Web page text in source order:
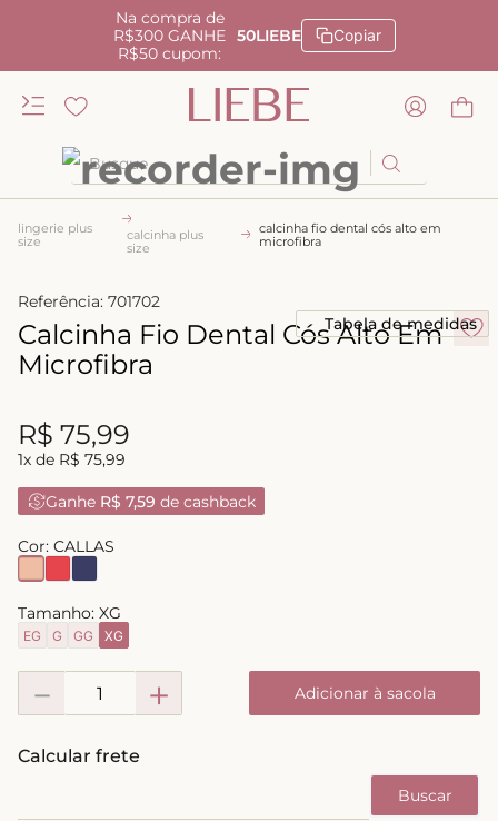
Na compra de
R$300 GANHE
R$50 cupom:
50LIEBE Copiar
Busque
lingerie plus
size
calcinha plus
size
calcinha fio dental cós alto em
microfibra
Referência: 701702
Calcinha Fio Dental Cós Alto Em
Microfibra
R$ 75,99
1x de R$ 75,99
Ganhe R$ 7,59 de cashback
Tabela de medidas
Cor: CALLAS
Tamanho: XG
EG G GG XG
＋
－ Adicionar à sacola
TERMOS MAIS BUSCADOS
kiss me
sutiã
calcinha renda
calcinha alta
triangulo
biquini